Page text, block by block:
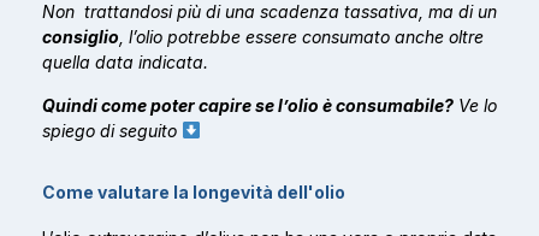
Non trattandosi più di una scadenza tassativa, ma di un
consiglio , l’olio potrebbe essere consumato anche oltre
quella data indicata.
Quindi come poter capire se l’olio è consumabile? Ve lo
spiego di seguito
Come valutare la longevità dell'olio